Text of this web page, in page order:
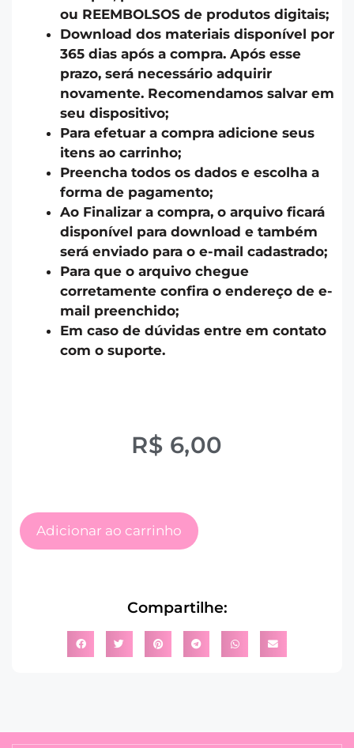
ou REEMBOLSOS de produtos digitais;
Download dos materiais disponível por
365 dias após a compra. Após esse
prazo, será necessário adquirir
novamente. Recomendamos salvar em
seu dispositivo;
Para efetuar a compra adicione seus
itens ao carrinho;
Preencha todos os dados e escolha a
forma de pagamento;
Ao Finalizar a compra, o arquivo ficará
disponível para download e também
será enviado para o e-mail cadastrado;
Para que o arquivo chegue
corretamente confira o endereço de e-
mail preenchido;
Em caso de dúvidas entre em contato
com o suporte.
R$ 6,00
Adicionar ao carrinho
Compartilhe: